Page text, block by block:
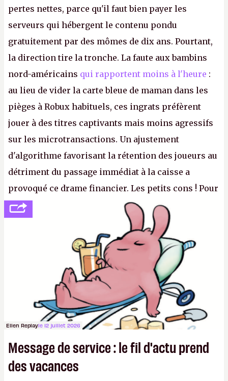
pertes nettes, parce qu'il faut bien payer les
serveurs qui hébergent le contenu pondu
gratuitement par des mômes de dix ans. Pourtant,
la direction tire la tronche. La faute aux bambins
nord-américains qui rapportent moins à l'heure :
au lieu de vider la carte bleue de maman dans les
pièges à Robux habituels, ces ingrats préfèrent
jouer à des titres captivants mais moins agressifs
sur les microtransactions. Un ajustement
d'algorithme favorisant la rétention des joueurs au
détriment du passage immédiat à la caisse a
provoqué ce drame financier. Les petits cons ! Pour
se consoler, le PDG David Baszucki peut compter
sur le déblocage du jeu en Russie et l'explosion des
joueurs majeurs (+32 %). L'avenir appartient donc
aux adultes, qui ne sont jamais que des enfants
avec du pouvoir d'achat.P.
Ellen Replayle 12 juillet 2026
Message de service : le fil d'actu prend
des vacances